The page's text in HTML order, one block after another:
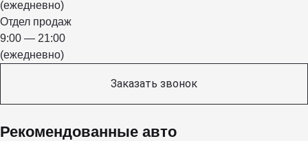
(ежедневно)
Отдел продаж
9:00 — 21:00
(ежедневно)
Заказать звонок
Рекомендованные авто